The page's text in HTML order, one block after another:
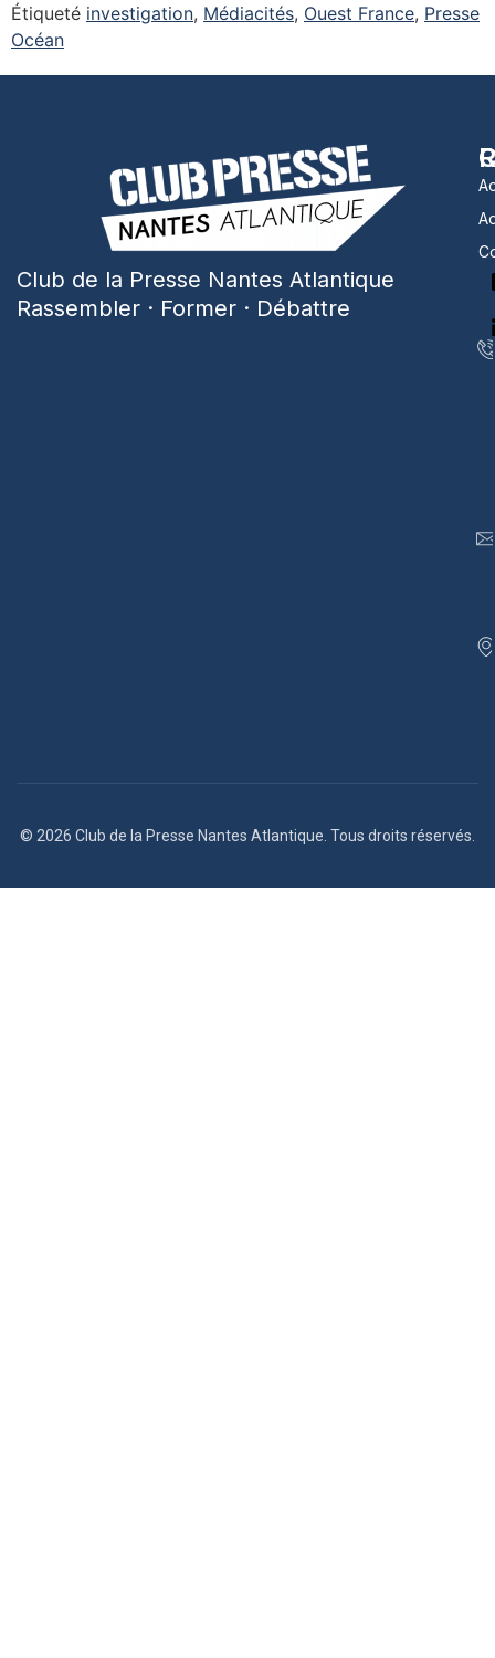
Étiqueté investigation, Médiacités, Ouest France, Presse
Océan
Club de la Presse Nantes Atlantique
Rassembler · Former · Débattre
© 2026 Club de la Presse Nantes Atlantique. Tous droits réservés.